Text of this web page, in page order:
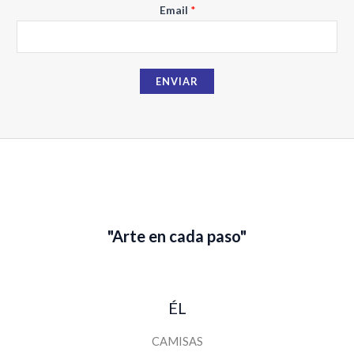
N
m
b
r
Email *
ENVIAR
"Arte en cada paso"
ÉL
CAMISAS